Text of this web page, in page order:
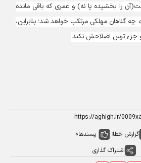
را بخشیده یا نه) و عمری که باقی مانده
گناهان مهلکی مرتکب خواهد شد؛ بنابراین،
ترس اصلاحش نکند.
خطا پسندها0
اشتراک گذاری